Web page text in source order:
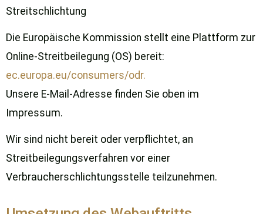
Streitschlichtung
Die Europäische Kommission stellt eine Plattform zur
Online-Streitbeilegung (OS) bereit:
ec.europa.eu/consumers/odr.
Unsere E-Mail-Adresse finden Sie oben im
Impressum.
Wir sind nicht bereit oder verpflichtet, an
Streitbeilegungsverfahren vor einer
Verbraucherschlichtungsstelle teilzunehmen.